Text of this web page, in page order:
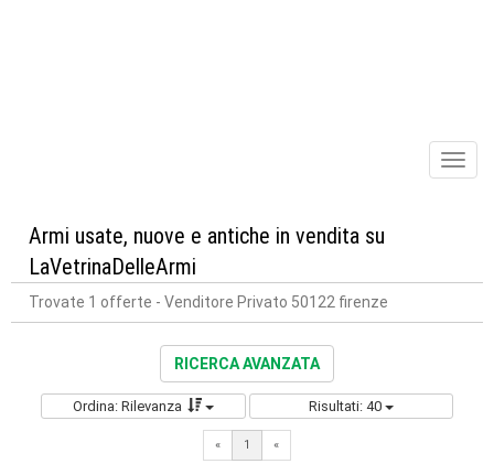
Armi usate, nuove e antiche in vendita su
LaVetrinaDelleArmi
Trovate 1 offerte - Venditore Privato 50122 firenze
RICERCA AVANZATA
Ordina: Rilevanza Risultati: 40
« 1 «